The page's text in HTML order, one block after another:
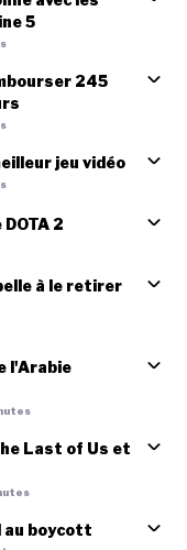
5
245
jeu vidéo
2
à le retirer
l'Arabie
Last of Us et
au boycott